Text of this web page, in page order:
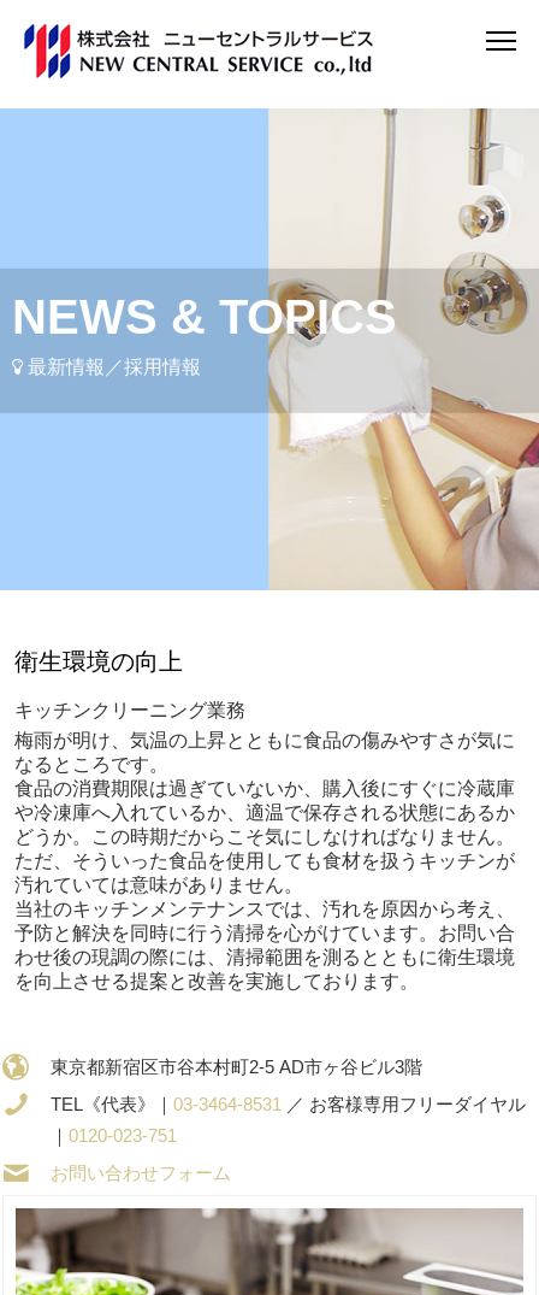
NEWS & TOPICS
最新情報／採用情報
衛生環境の向上
キッチンクリーニング業務
梅雨が明け、気温の上昇とともに食品の傷みやすさが気に
なるところです。
食品の消費期限は過ぎていないか、購入後にすぐに冷蔵庫
や冷凍庫へ入れているか、適温で保存される状態にあるか
どうか。この時期だからこそ気にしなければなりません。
ただ、そういった食品を使用しても食材を扱うキッチンが
汚れていては意味がありません。
当社のキッチンメンテナンスでは、汚れを原因から考え、
予防と解決を同時に行う清掃を心がけています。お問い合
わせ後の現調の際には、清掃範囲を測るとともに衛生環境
を向上させる提案と改善を実施しております。
東京都新宿区市谷本村町2-5 AD市ヶ谷ビル3階
TEL《代表》｜ 03-3464-8531 ／ お客様専用フリーダイヤル
｜ 0120-023-751
お問い合わせフォーム